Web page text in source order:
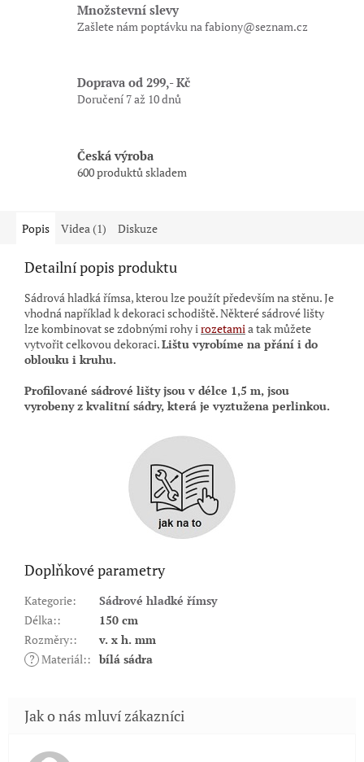
Množstevní slevy
Zašlete nám poptávku na fabiony@seznam.cz
Doprava od 299,- Kč
Doručení 7 až 10 dnů
Česká výroba
600 produktů skladem
Popis Videa (1) Diskuze
Detailní popis produktu
Sádrová hladká římsa, kterou lze použít především na stěnu. Je
vhodná například k dekoraci schodiště. Některé sádrové lišty
lze kombinovat se zdobnými rohy irozetamia tak můžete
vytvořit celkovou dekoraci.Lištu vyrobíme na přání i do
oblouku i kruhu.
Profilované sádrové lišty jsouv délce 1,5 m, jsou
vyrobeny z kvalitní sádry, která je vyztužena perlinkou.
Doplňkové parametry
Kategorie:
Sádrové hladké římsy
Délka::
150 cm
Rozměry::
v. x h. mm
? Materiál:: bílá sádra